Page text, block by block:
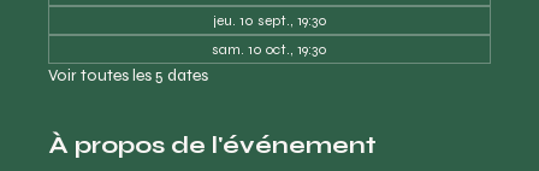
jeu. 10 sept., 19:30
sam. 10 oct., 19:30
Voir toutes les 5 dates
À propos de l'événement